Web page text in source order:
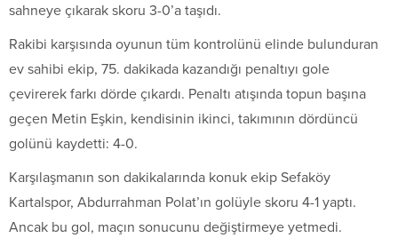
sahneye çıkarak skoru 3-0’a taşıdı.
Rakibi karşısında oyunun tüm kontrolünü elinde bulunduran
ev sahibi ekip, 75. dakikada kazandığı penaltıyı gole
çevirerek farkı dörde çıkardı. Penaltı atışında topun başına
geçen Metin Eşkin, kendisinin ikinci, takımının dördüncü
golünü kaydetti: 4-0.
Karşılaşmanın son dakikalarında konuk ekip Sefaköy
Kartalspor, Abdurrahman Polat’ın golüyle skoru 4-1 yaptı.
Ancak bu gol, maçın sonucunu değiştirmeye yetmedi.